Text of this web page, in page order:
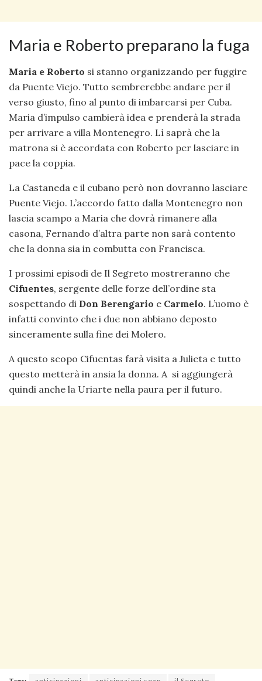
Maria e Roberto preparano la fuga
Maria e Roberto si stanno organizzando per fuggire
da Puente Viejo. Tutto sembrerebbe andare per il
verso giusto, fino al punto di imbarcarsi per Cuba.
Maria d’impulso cambierà idea e prenderà la strada
per arrivare a villa Montenegro. Lì saprà che la
matrona si è accordata con Roberto per lasciare in
pace la coppia.
La Castaneda e il cubano però non dovranno lasciare
Puente Viejo. L’accordo fatto dalla Montenegro non
lascia scampo a Maria che dovrà rimanere alla
casona, Fernando d’altra parte non sarà contento
che la donna sia in combutta con Francisca.
I prossimi episodi de Il Segreto mostreranno che
Cifuentes, sergente delle forze dell’ordine sta
sospettando di Don Berengario e Carmelo. L’uomo è
infatti convinto che i due non abbiano deposto
sinceramente sulla fine dei Molero.
A questo scopo Cifuentas farà visita a Julieta e tutto
questo metterà in ansia la donna. A si aggiungerà
quindi anche la Uriarte nella paura per il futuro.